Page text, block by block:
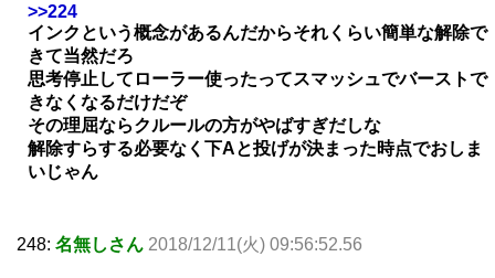
>>224
インクという概念があるんだからそれくらい簡単な解除で
きて当然だろ
思考停止してローラー使ったってスマッシュでバーストで
きなくなるだけだぞ
その理屈ならクルールの方がやばすぎだしな
解除すらする必要なく下Aと投げが決まった時点でおしま
いじゃん
248: 名無しさん 2018/12/11(火) 09:56:52.56